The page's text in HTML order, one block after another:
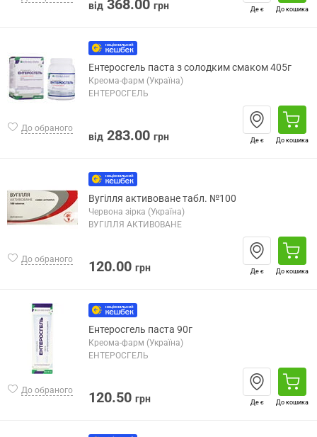
від 368.00 грн Де є До кошика
До обраного
Ентеросгель паста з солодким смаком 405г
Креома-фарм (Україна)
ЕНТЕРОСГЕЛЬ
від 283.00 грн Де є До кошика
До обраного
Вугілля активоване табл. №100
Червона зірка (Україна)
ВУГІЛЛЯ АКТИВОВАНЕ
120.00 грн Де є До кошика
До обраного
Ентеросгель паста 90г
Креома-фарм (Україна)
ЕНТЕРОСГЕЛЬ
120.50 грн Де є До кошика